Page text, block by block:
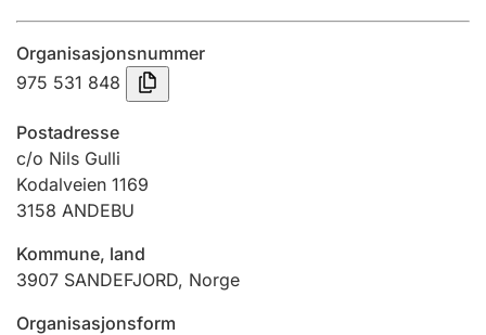
Innsending og forseinkingsgebyr
Tinglysing
Jeger
Betaling og jegeravgiftskort
Ektepaktrettleiaren
Organisasjonsnummer
975 531 848
Postadresse
c/o Nils Gulli
Kodalveien 1169
3158 ANDEBU
Kommune, land
3907 SANDEFJORD, Norge
Organisasjonsform